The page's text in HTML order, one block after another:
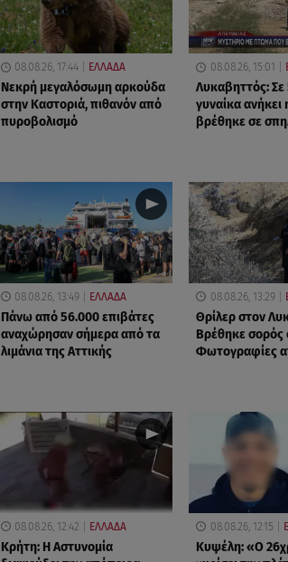
08.08.26, 17:44 ΕΛΛΑΔΑ
Νεκρή μεγαλόσωμη αρκούδα
στην Καστοριά, πιθανόν από
πυροβολισμό
08.08.26, 15:01
Λυκαβηττός: Σε
γυναίκα
βρέθηκε σε
08.08.26, 13:49 ΕΛΛΑΔΑ
Πάνω από 56.000 επιβάτες
αναχώρησαν σήμερα από τα
λιμάνια της Αττικής
08.08.26, 13:29
Θρίλερ στον
Βρέθηκε σορός
Φωτογραφίες
08.08.26, 12:42 ΕΛΛΑΔΑ
Κρήτη: Η Αστυνομία
08.08.26, 12:15
Κυψέλη: «Ο